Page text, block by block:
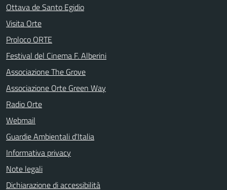
Ottava de Santo Egidio
Visita Orte
Proloco ORTE
Festival del Cinema F. Alberini
Associazione The Grove
Associazione Orte Green Way
Radio Orte
Webmail
Guardie Ambientali d'Italia
Informativa privacy
Note legali
Dichiarazione di accessibilità